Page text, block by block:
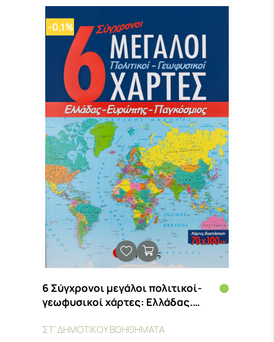
-0,1%
6 Σύγχρονοι μεγάλοι πολιτικοί-
γεωφυσικοί χάρτες: Ελλάδας.
ΣΤ' ΔΗΜΟΤΙΚΟΥ ΒΟΗΘΗΜΑΤΑ